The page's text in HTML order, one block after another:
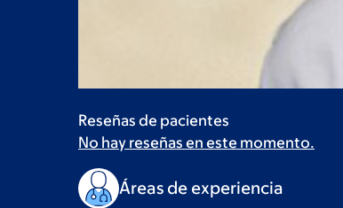
Reseñas de pacientes
No hay reseñas en este momento.
Áreas de experiencia